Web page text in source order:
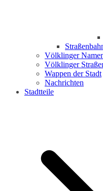
Völklinger
Völklinger
Wappen der Stadt
Nachrichten
Stadtteile